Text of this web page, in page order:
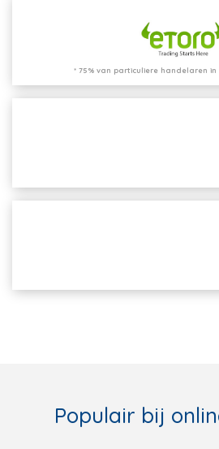
* 75% van particuliere handelaren in
Populair bij